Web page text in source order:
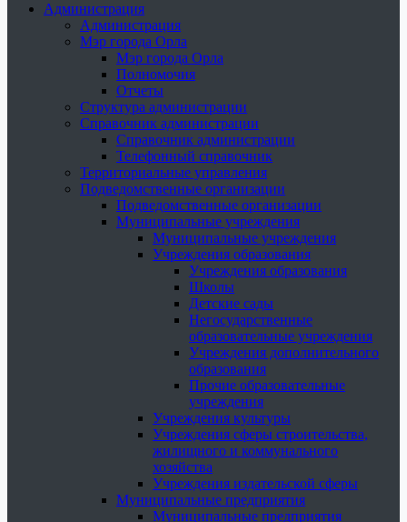
Администрация
Администрация
Мэр города Орла
Мэр города Орла
Полномочия
Отчеты
Структура администрации
Справочник администрации
Справочник администрации
Телефонный справочник
Территориальные управления
Подведомственные организации
Подведомственные организации
Муниципальные учреждения
Муниципальные учреждения
Учреждения образования
Учреждения образования
Школы
Детские сады
Негосударственные
образовательные учреждения
Учреждения дополнительного
образования
Прочие образовательные
учреждения
Учреждения культуры
Учреждения сферы строительства,
жилищного и коммунального
хозяйства
Учреждения издательской сферы
Муниципальные предприятия
Муниципальные предприятия